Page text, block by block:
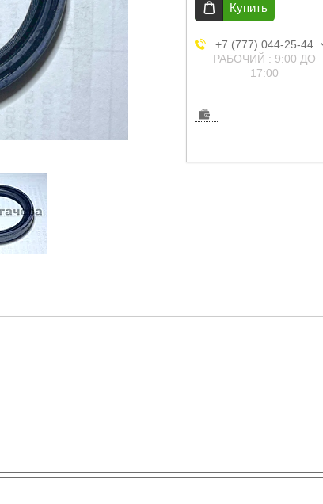
Купить
+7 (777) 044-25-44
РАБОЧИЙ : 9:00 ДО
17:00